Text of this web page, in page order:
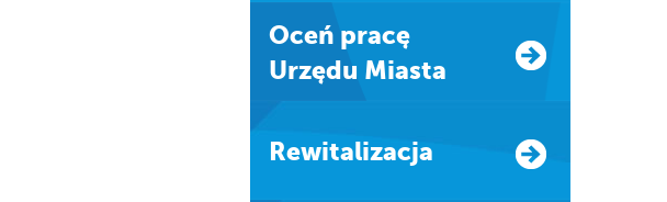
Oceń pracę
Urzędu Miasta
Rewitalizacja